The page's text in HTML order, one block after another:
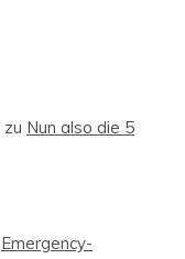
zu Nun also die 5
Emergency-